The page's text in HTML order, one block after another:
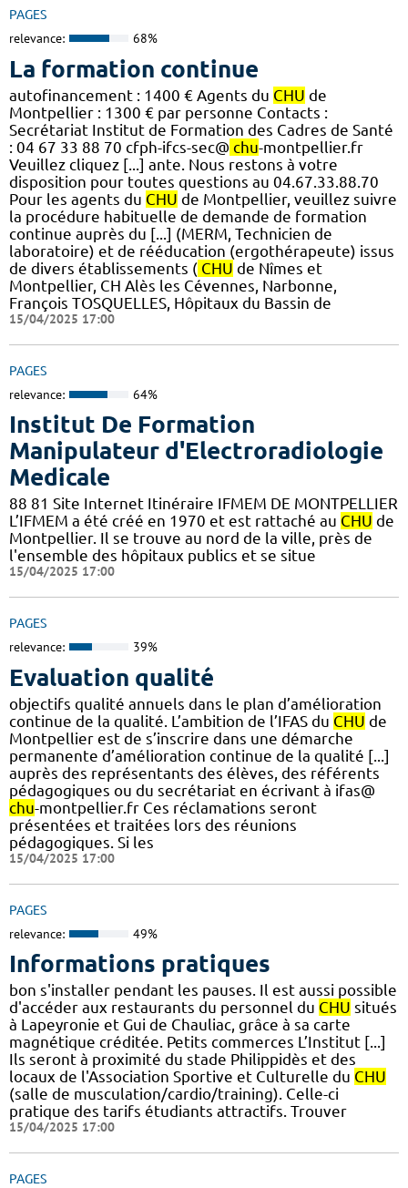
PAGES
relevance: 68%
La formation continue
autofinancement : 1400 € Agents du CHU de
Montpellier : 1300 € par personne Contacts :
Secrétariat Institut de Formation des Cadres de Santé
: 04 67 33 88 70 cfph-ifcs-sec@ chu-montpellier.fr
Veuillez cliquez [...] ante. Nous restons à votre
disposition pour toutes questions au 04.67.33.88.70
Pour les agents du CHU de Montpellier, veuillez suivre
la procédure habituelle de demande de formation
continue auprès du [...] (MERM, Technicien de
laboratoire) et de rééducation (ergothérapeute) issus
de divers établissements ( CHU de Nîmes et
Montpellier, CH Alès les Cévennes, Narbonne,
François TOSQUELLES, Hôpitaux du Bassin de
15/04/2025 17:00
PAGES
relevance: 64%
Institut De Formation
Manipulateur d'Electroradiologie
Medicale
88 81 Site Internet Itinéraire IFMEM DE MONTPELLIER
L’IFMEM a été créé en 1970 et est rattaché au CHU de
Montpellier. Il se trouve au nord de la ville, près de
l'ensemble des hôpitaux publics et se situe
15/04/2025 17:00
PAGES
relevance: 39%
Evaluation qualité
objectifs qualité annuels dans le plan d’amélioration
continue de la qualité. L’ambition de l’IFAS du CHU de
Montpellier est de s’inscrire dans une démarche
permanente d’amélioration continue de la qualité [...]
auprès des représentants des élèves, des référents
pédagogiques ou du secrétariat en écrivant à ifas@
chu-montpellier.fr Ces réclamations seront
présentées et traitées lors des réunions
pédagogiques. Si les
15/04/2025 17:00
PAGES
relevance: 49%
Informations pratiques
bon s'installer pendant les pauses. Il est aussi possible
d'accéder aux restaurants du personnel du CHU situés
à Lapeyronie et Gui de Chauliac, grâce à sa carte
magnétique créditée. Petits commerces L’Institut [...]
Ils seront à proximité du stade Philippidès et des
locaux de l'Association Sportive et Culturelle du CHU
(salle de musculation/cardio/training). Celle-ci
pratique des tarifs étudiants attractifs. Trouver
15/04/2025 17:00
PAGES